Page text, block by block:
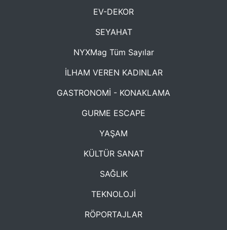
EV-DEKOR
SEYAHAT
NYXMag Tüm Sayılar
İLHAM VEREN KADINLAR
GASTRONOMİ - KONAKLAMA
GURME ESCAPE
YAŞAM
KÜLTÜR SANAT
SAĞLIK
TEKNOLOJİ
RÖPORTAJLAR